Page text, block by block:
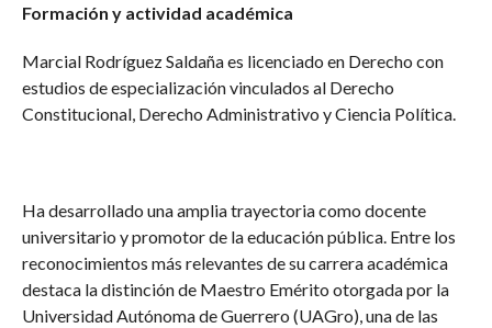
Formación y actividad académica
Marcial Rodríguez Saldaña es licenciado en Derecho con
estudios de especialización vinculados al Derecho
Constitucional, Derecho Administrativo y Ciencia Política.
Ha desarrollado una amplia trayectoria como docente
universitario y promotor de la educación pública. Entre los
reconocimientos más relevantes de su carrera académica
destaca la distinción de Maestro Emérito otorgada por la
Universidad Autónoma de Guerrero (UAGro), una de las